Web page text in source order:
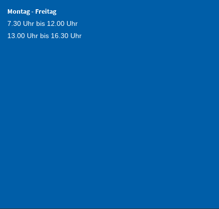
Montag - Freitag
7.30 Uhr bis 12.00 Uhr
13.00 Uhr bis 16.30 Uhr